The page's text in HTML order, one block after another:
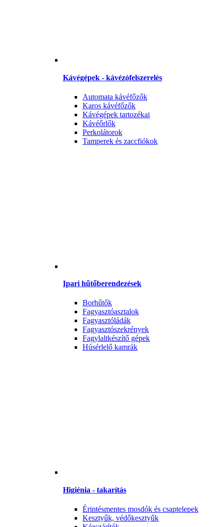
Kávégépek - kávézófelszerelés
Automata kávéfőzők
Karos kávéfőzők
Kávégépek tartozékai
Kávéőrlők
Perkolátorok
Tamperek és zaccfiókok
Ipari hűtőberendezések
Borhűtők
Fagyasztóasztalok
Fagyasztóládák
Fagyasztószekrények
Fagylaltkészítő gépek
Húsérlelő kamrák
Higiénia - takarítás
Érintésmentes mosdók és csaptelepek
Kesztyűk, védőkesztyűk